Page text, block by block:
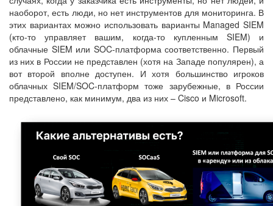
наоборот, есть люди, но нет инструментов для мониторинга. В
этих вариантах можно использовать варианты Managed SIEM
(кто-то управляет вашим, когда-то купленным SIEM) и
облачные SIEM или SOC-платформа соответственно. Первый
из них в России не представлен (хотя на Западе популярен), а
вот второй вполне доступен. И хотя большинство игроков
облачных SIEM/SOC-платформ тоже зарубежные, в России
представлено, как минимум, два из них – Cisco и Microsoft.